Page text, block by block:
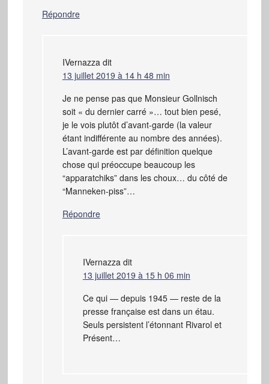
Répondre
IVernazza dit
13 juillet 2019 à 14 h 48 min
Je ne pense pas que Monsieur Gollnisch
soit « du dernier carré »… tout bien pesé,
je le vois plutôt d’avant-garde (la valeur
étant indifférente au nombre des années).
L’avant-garde est par définition quelque
chose qui préoccupe beaucoup les
“apparatchiks” dans les choux… du côté de
“Manneken-piss”…
Répondre
IVernazza dit
13 juillet 2019 à 15 h 06 min
Ce qui — depuis 1945 — reste de la
presse française est dans un étau.
Seuls persistent l’étonnant Rivarol et
Présent…